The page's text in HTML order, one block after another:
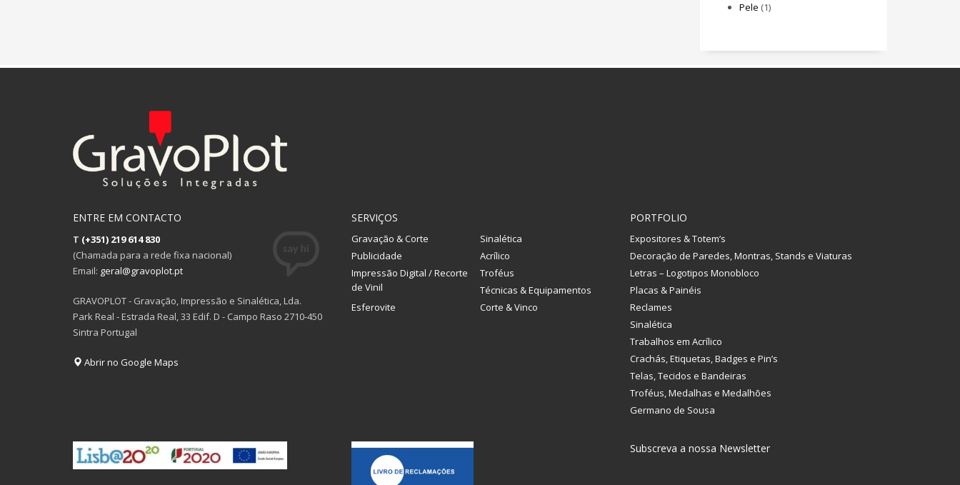
Pele (1)
ENTRE EM CONTACTO
T (+351) 219 614 830
(Chamada para a rede fixa nacional)
Email: geral@gravoplot.pt
GRAVOPLOT - Gravação, Impressão e Sinalética, Lda.
Park Real - Estrada Real, 33 Edif. D - Campo Raso 2710-450
Sintra Portugal
Abrir no Google Maps
SERVIÇOS
Gravação & Corte
Sinalética
Publicidade
Acrílico
Impressão Digital / Recorte
de Vinil
Troféus
Técnicas & Equipamentos
Esferovite
Corte & Vinco
PORTFOLIO
Expositores & Totem’s
Decoração de Paredes, Montras, Stands e Viaturas
Letras – Logotipos Monobloco
Placas & Painéis
Reclames
Sinalética
Trabalhos em Acrílico
Crachás, Etiquetas, Badges e Pin’s
Telas, Tecidos e Bandeiras
Troféus, Medalhas e Medalhões
Germano de Sousa
Subscreva a nossa Newsletter